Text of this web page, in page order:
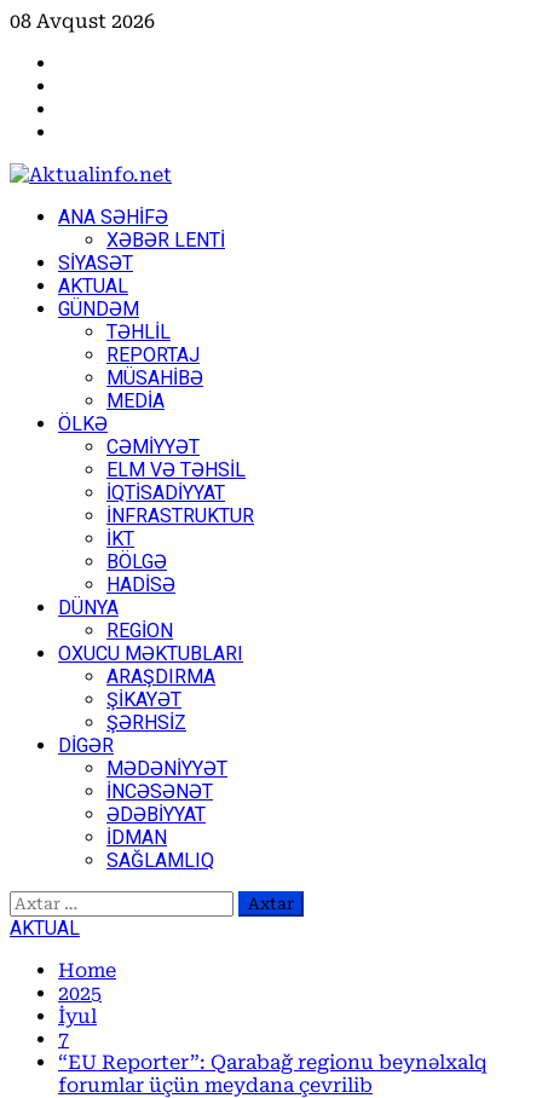
Skip
content
08 Avqust 2026
PrimaryANA SƏHİFƏ
XƏBƏR LENTİ
SİYASƏT
AKTUAL
GÜNDƏM
TƏHLİL
REPORTAJ
MÜSAHİBƏ
MEDİA
ÖLKƏ
CƏMİYYƏT
ELM VƏ TƏHSİL
İQTİSADİYYAT
İNFRASTRUKTUR
İKT
BÖLGƏ
HADİSƏ
DÜNYA
REGİON
OXUCU MƏKTUBLARI
ARAŞDIRMA
ŞİKAYƏT
ŞƏRHSİZ
DİGƏR
MƏDƏNİYYƏT
İNCƏSƏNƏT
ƏDƏBİYYAT
İDMAN
SAĞLAMLIQ
Axtarış:
AKTUAL
Home
2025
İyul
7
“EU Reporter”: Qarabağ regionu beynəlxalq
forumlar üçün meydana çevrilib